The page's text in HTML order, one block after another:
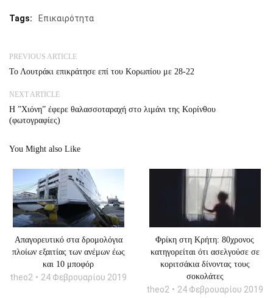
Tags: Επικαιρότητα
PREVIOUS ARTICLE
Το Λουτράκι επικράτησε επί του Κορωπίου με 28-22
NEXT ARTICLE
Η ”Χιόνη” έφερε θαλασσοταραχή στο λιμάνι της Κορίνθου
(φωτογραφίες)
You Might also Like
Απαγορευτικό στα δρομολόγια
πλοίων εξαιτίας των ανέμων έως
και 10 μποφόρ
theo2 24 Φεβρουαρίου 2019
Φρίκη στη Κρήτη: 80χρονος
κατηγορείται ότι ασελγούσε σε
κοριτσάκια δίνοντας τους
σοκολάτες
theo2 24 Φεβρουαρίου 2019